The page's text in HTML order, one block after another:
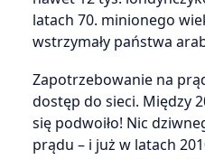
latach 70. minionego
wstrzymały państwa
Zapotrzebowanie na
dostęp do sieci. Między
się podwoiło! Nic
prądu – i już w latach